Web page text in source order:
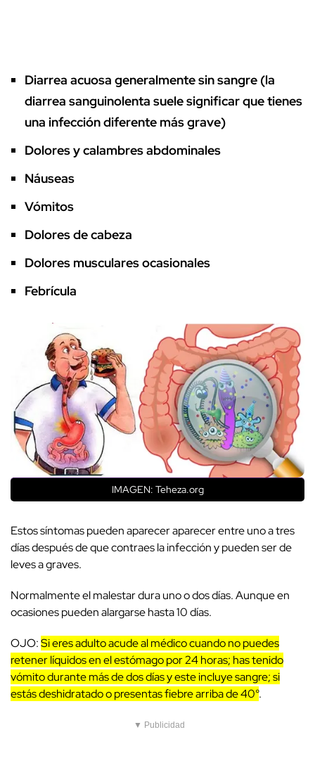
Diarrea acuosa generalmente sin sangre (la
diarrea sanguinolenta suele significar que tienes
una infección diferente más grave)
Dolores y calambres abdominales
Náuseas
Vómitos
Dolores de cabeza
Dolores musculares ocasionales
Febrícula
IMAGEN: Teheza.org
Estos síntomas pueden aparecer aparecer entre uno a tres
días después de que contraes la infección y pueden ser de
leves a graves.
Normalmente el malestar dura uno o dos días. Aunque en
ocasiones pueden alargarse hasta 10 días.
OJO:Si eres adulto acude al médico cuando no puedes
retener líquidos en el estómago por 24 horas; has tenido
vómito durante más de dos días y este incluye sangre; si
estás deshidratado o presentas fiebre arriba de 40°.
▼ Publicidad